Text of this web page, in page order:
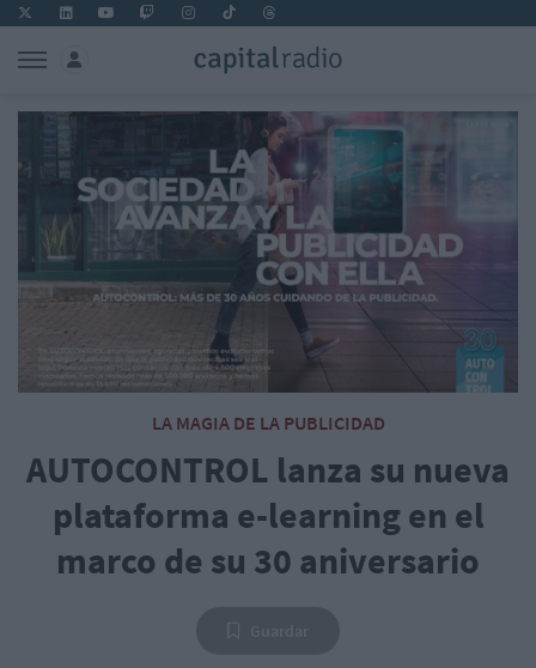
LA MAGIA DE LA PUBLICIDAD
AUTOCONTROL lanza su nueva
plataforma e-learning en el
marco de su 30 aniversario